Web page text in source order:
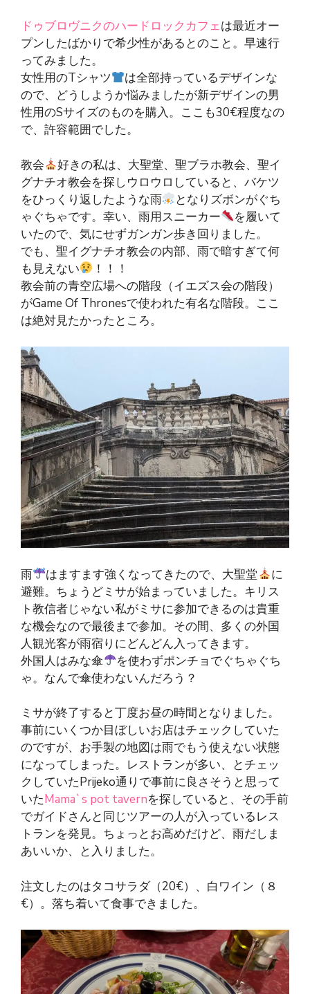
ドゥブロヴニクのハードロックカフェは最近オー
プンしたばかりで希少性があるとのこと。早速行
ってみました。
女性用のTシャツ
は全部持っているデザインな
ので、どうしようか悩みましたが新デザインの男
性用のSサイズのものを購入。ここも30€程度なの
で、許容範囲でした。
教会
好きの私は、大聖堂、聖ブラホ教会、聖イ
グナチオ教会を探しウロウロしていると、バケツ
をひっくり返したような雨
となりズボンがぐち
ゃぐちゃです。幸い、雨用スニーカー
を履いて
いたので、気にせずガンガン歩き回りました。
でも、聖イグナチオ教会の内部、雨で暗すぎて何
も見えない
！！！
教会前の青空広場への階段（イエズス会の階段）
がGame Of Thronesで使われた有名な階段。ここ
は絶対見たかったところ。
雨 はますます強くなってきたので、大聖堂
に
避難。ちょうどミサが始まっていました。キリス
ト教信者じゃない私がミサに参加できるのは貴重
な機会なので最後まで参加。その間、多くの外国
人観光客が雨宿りにどんどん入ってきます。
外国人はみな傘
を使わずポンチョでぐちゃぐち
ゃ。なんで傘使わないんだろう？
ミサが終了すると丁度お昼の時間となりました。
事前にいくつか目ぼしいお店はチェックしていた
のですが、お手製の地図は雨でもう使えない状態
になってしまった。レストランが多い、とチェッ
クしていたPrijeko通りで事前に良さそうと思って
いたMama`s pot tavernを探していると、その手前
でガイドさんと同じツアーの人が入っているレス
トランを発見。ちょっとお高めだけど、雨だしま
あいいか、と入りました。
注文したのはタコサラダ（20€）、白ワイン（８
€）。落ち着いて食事できました。